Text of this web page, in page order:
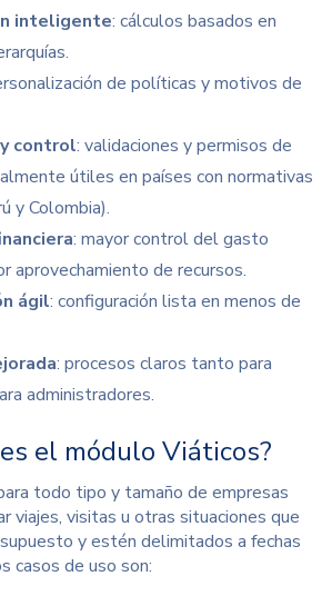
inteligente: cálculos basados en
de políticas y motivos de
control: validaciones y permisos de
útiles en países con normativas
y Colombia).
: mayor control del gasto
aprovechamiento de recursos.
ágil: configuración lista en menos de
: procesos claros tanto para
administradores.
el módulo Viáticos?
todo tipo y tamaño de empresas
viajes, visitas u otras situaciones que
y estén delimitados a fechas
casos de uso son: